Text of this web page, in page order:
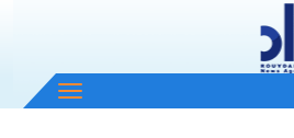
باز
و